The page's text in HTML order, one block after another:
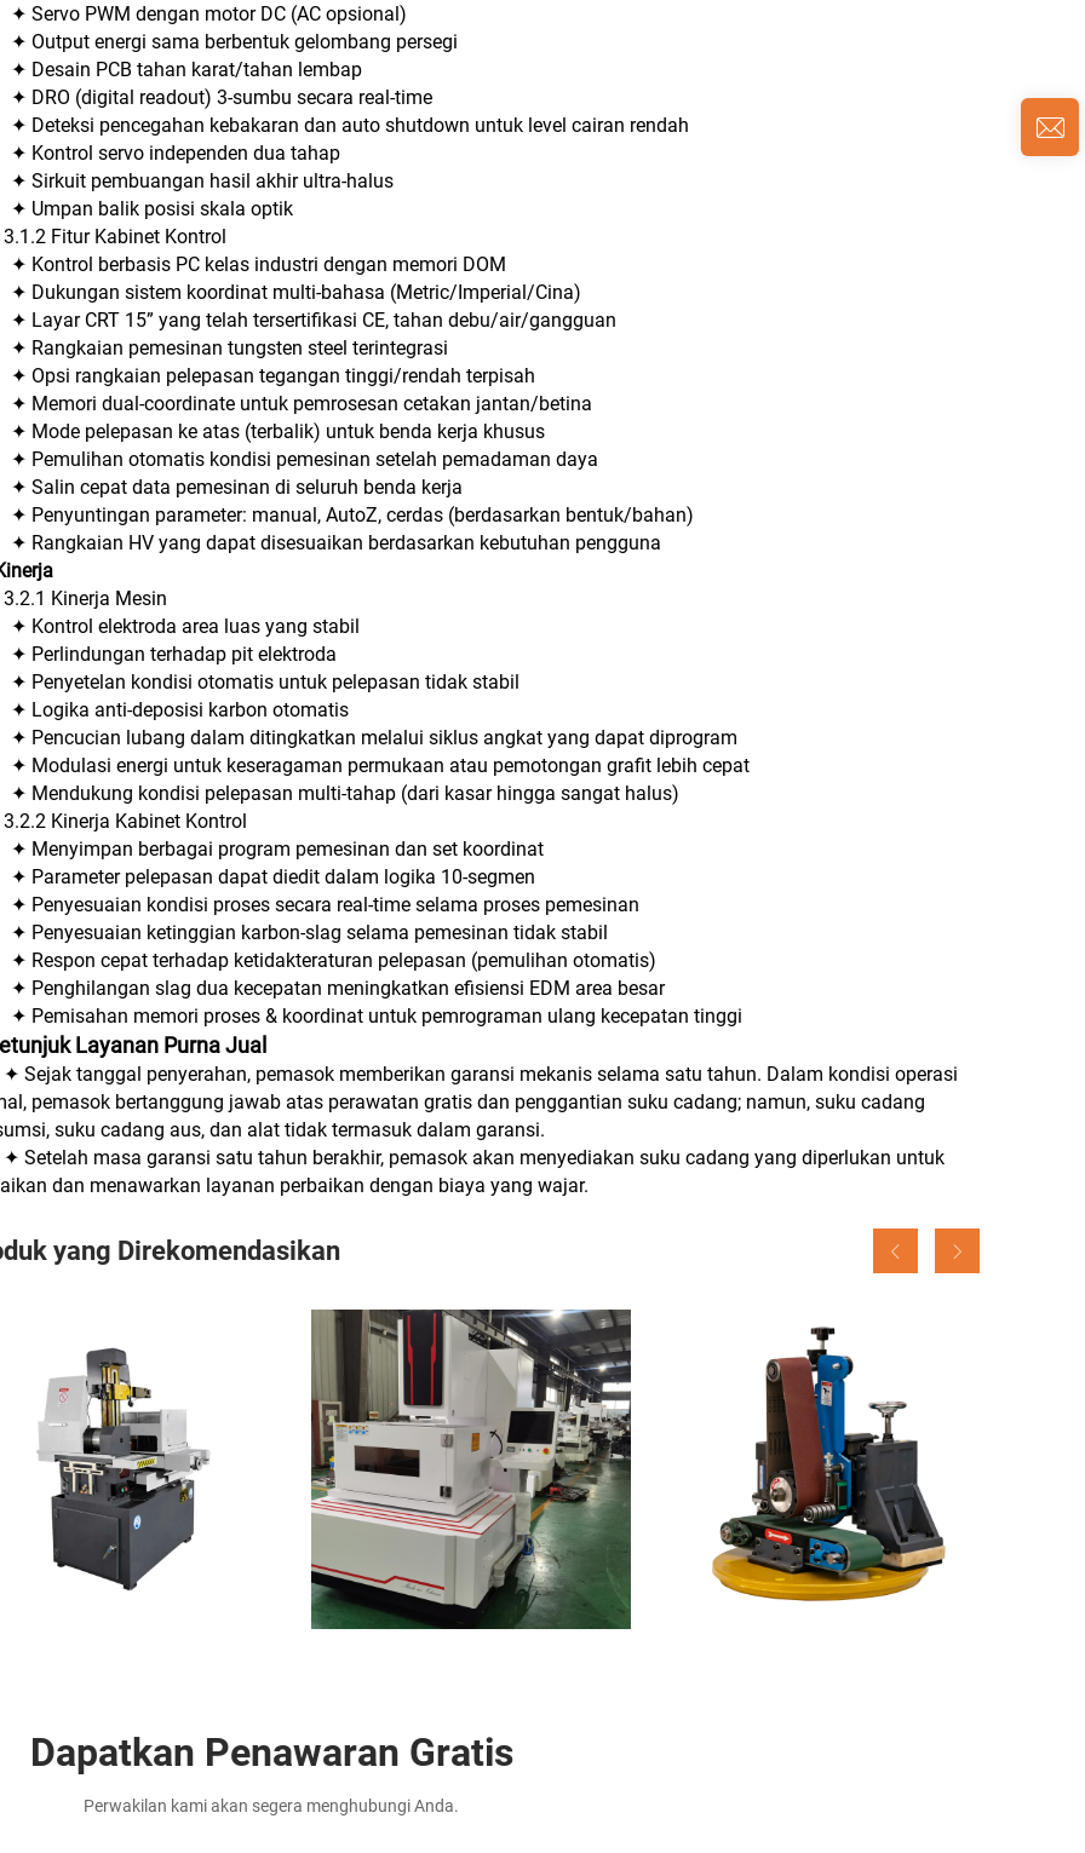
✦ Servo PWM dengan motor DC (AC opsional)
✦ Output energi sama berbentuk gelombang persegi
✦ Desain PCB tahan karat/tahan lembap
✦ DRO (digital readout) 3-sumbu secara real-time
✦ Deteksi pencegahan kebakaran dan auto shutdown untuk level cairan rendah
✦ Kontrol servo independen dua tahap
✦ Sirkuit pembuangan hasil akhir ultra-halus
✦ Umpan balik posisi skala optik
3.1.2 Fitur Kabinet Kontrol
✦ Kontrol berbasis PC kelas industri dengan memori DOM
✦ Dukungan sistem koordinat multi-bahasa (Metric/Imperial/Cina)
✦ Layar CRT 15” yang telah tersertifikasi CE, tahan debu/air/gangguan
✦ Rangkaian pemesinan tungsten steel terintegrasi
✦ Opsi rangkaian pelepasan tegangan tinggi/rendah terpisah
✦ Memori dual-coordinate untuk pemrosesan cetakan jantan/betina
✦ Mode pelepasan ke atas (terbalik) untuk benda kerja khusus
✦ Pemulihan otomatis kondisi pemesinan setelah pemadaman daya
✦ Salin cepat data pemesinan di seluruh benda kerja
✦ Penyuntingan parameter: manual, AutoZ, cerdas (berdasarkan bentuk/bahan)
✦ Rangkaian HV yang dapat disesuaikan berdasarkan kebutuhan pengguna
3.2.1 Kinerja Mesin
✦ Kontrol elektroda area luas yang stabil
✦ Perlindungan terhadap pit elektroda
✦ Penyetelan kondisi otomatis untuk pelepasan tidak stabil
✦ Logika anti-deposisi karbon otomatis
✦ Pencucian lubang dalam ditingkatkan melalui siklus angkat yang dapat diprogram
✦ Modulasi energi untuk keseragaman permukaan atau pemotongan grafit lebih cepat
✦ Mendukung kondisi pelepasan multi-tahap (dari kasar hingga sangat halus)
3.2.2 Kinerja Kabinet Kontrol
✦ Menyimpan berbagai program pemesinan dan set koordinat
✦ Parameter pelepasan dapat diedit dalam logika 10-segmen
✦ Penyesuaian kondisi proses secara real-time selama proses pemesinan
✦ Penyesuaian ketinggian karbon-slag selama pemesinan tidak stabil
✦ Respon cepat terhadap ketidakteraturan pelepasan (pemulihan otomatis)
✦ Penghilangan slag dua kecepatan meningkatkan efisiensi EDM area besar
✦ Pemisahan memori proses & koordinat untuk pemrograman ulang kecepatan tinggi
Layanan Purna Jual
✦ Sejak tanggal penyerahan, pemasok memberikan garansi mekanis selama satu tahun. Dalam kondisi operasi
pemasok bertanggung jawab atas perawatan gratis dan penggantian suku cadang; namun, suku cadang
suku cadang aus, dan alat tidak termasuk dalam garansi.
✦ Setelah masa garansi satu tahun berakhir, pemasok akan menyediakan suku cadang yang diperlukan untuk
dan menawarkan layanan perbaikan dengan biaya yang wajar.
yang Direkomendasikan
Dapatkan Penawaran Gratis
Perwakilan kami akan segera menghubungi Anda.